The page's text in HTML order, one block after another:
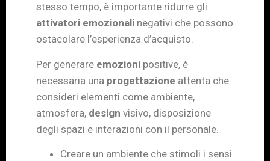
stesso tempo, è importante ridurre gli
attivatori emozionali negativi che possono
ostacolare l’esperienza d’acquisto.
Per generare emozioni positive, è
necessaria una progettazione attenta che
consideri elementi come ambiente,
atmosfera, design visivo, disposizione
degli spazi e interazioni con il personale.
Creare un ambiente che stimoli i sensi